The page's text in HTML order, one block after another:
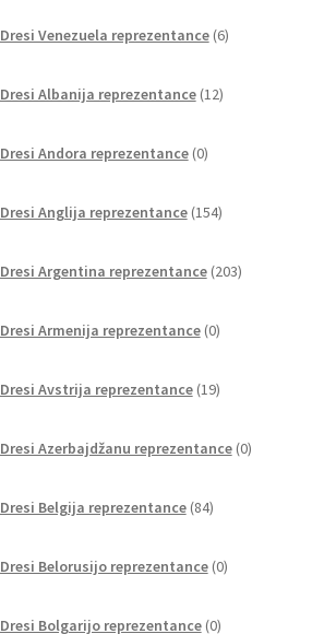
Dresi Venezuela reprezentance 6izdelkov
Dresi Albanija reprezentance 12izdelkov
Dresi Andora reprezentance 0izdelkov
Dresi Anglija reprezentance 154izdelkov
Dresi Argentina reprezentance 203izdelki
Dresi Armenija reprezentance 0izdelkov
Dresi Avstrija reprezentance 19izdelkov
Dresi Azerbajdžanu reprezentance 0izdelkov
Dresi Belgija reprezentance 84izdelkov
Dresi Belorusijo reprezentance 0izdelkov
Dresi Bolgarijo reprezentance 0